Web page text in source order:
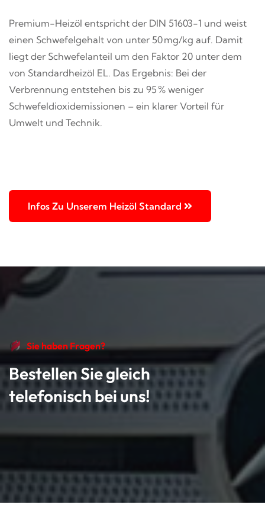
Premium-Heizöl entspricht der DIN 51603-1 und weist
einen Schwefelgehalt von unter 50 mg/kg auf. Damit
liegt der Schwefelanteil um den Faktor 20 unter dem
von Standardheizöl EL. Das Ergebnis: Bei der
Verbrennung entstehen bis zu 95 % weniger
Schwefeldioxidemissionen – ein klarer Vorteil für
Umwelt und Technik.
Infos Zu Unserem Heizöl Standard
Sie haben Fragen?
Bestellen Sie gleich
telefonisch bei uns!